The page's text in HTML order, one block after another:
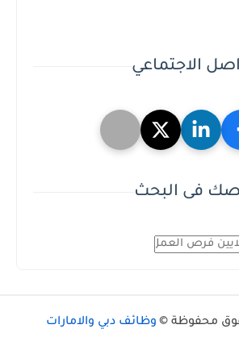
الاجتماعي
فى البحث
محفوظة © وظائف دبي والامارات